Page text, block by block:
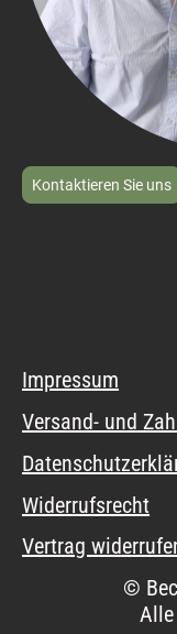
Kontaktieren Sie uns
Impressum
Versand- und
Widerrufsrecht
Vertrag
©